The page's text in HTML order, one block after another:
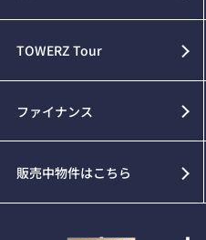
TOWERZ Tour
ファイナンス
販売中物件はこちら